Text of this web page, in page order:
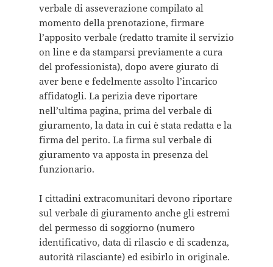
verbale di asseverazione compilato al
momento della prenotazione, firmare
l’apposito verbale (redatto tramite il servizio
on line e da stamparsi previamente a cura
del professionista), dopo avere giurato di
aver bene e fedelmente assolto l’incarico
affidatogli. La perizia deve riportare
nell’ultima pagina, prima del verbale di
giuramento, la data in cui è stata redatta e la
firma del perito. La firma sul verbale di
giuramento va apposta in presenza del
funzionario.
I cittadini extracomunitari devono riportare
sul verbale di giuramento anche gli estremi
del permesso di soggiorno (numero
identificativo, data di rilascio e di scadenza,
autorità rilasciante) ed esibirlo in originale.